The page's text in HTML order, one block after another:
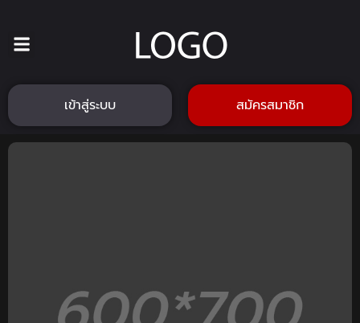
เข้าสู่ระบบ สมัครสมาชิก